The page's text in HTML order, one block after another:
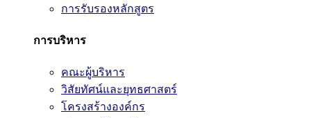
การรับรองหลักสูตร
การบริหาร
คณะผู้บริหาร
วิสัยทัศน์และยุทธศาสตร์
โครงสร้างองค์กร